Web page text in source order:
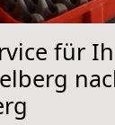
für